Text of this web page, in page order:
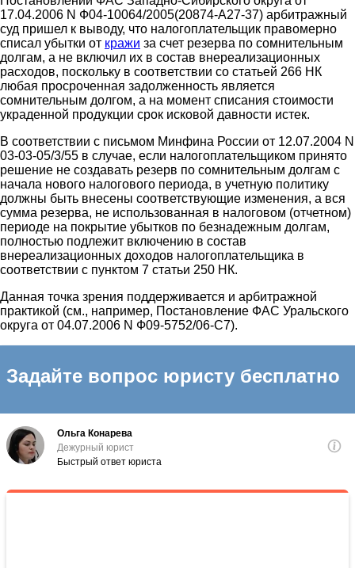
17.04.2006 N Ф04-10064/2005(20874-А27-37) арбитражный
суд пришел к выводу, что налогоплательщик правомерно
списал убытки от кражи за счет резерва по сомнительным
долгам, а не включил их в состав внереализационных
расходов, поскольку в соответствии со статьей 266 НК
любая просроченная задолженность является
сомнительным долгом, а на момент списания стоимости
украденной продукции срок исковой давности истек.
В соответствии с письмом Минфина России от 12.07.2004 N
03-03-05/3/55 в случае, если налогоплательщиком принято
решение не создавать резерв по сомнительным долгам с
начала нового налогового периода, в учетную политику
должны быть внесены соответствующие изменения, а вся
сумма резерва, не использованная в налоговом (отчетном)
периоде на покрытие убытков по безнадежным долгам,
полностью подлежит включению в состав
внереализационных доходов налогоплательщика в
соответствии с пунктом 7 статьи 250 НК.
Данная точка зрения поддерживается и арбитражной
практикой (см., например, Постановление ФАС Уральского
округа от 04.07.2006 N Ф09-5752/06-С7).